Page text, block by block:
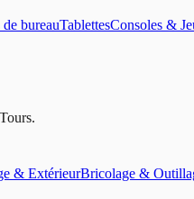
bureauTablettesConsoles &
Tours.
& ExtérieurBricolage &